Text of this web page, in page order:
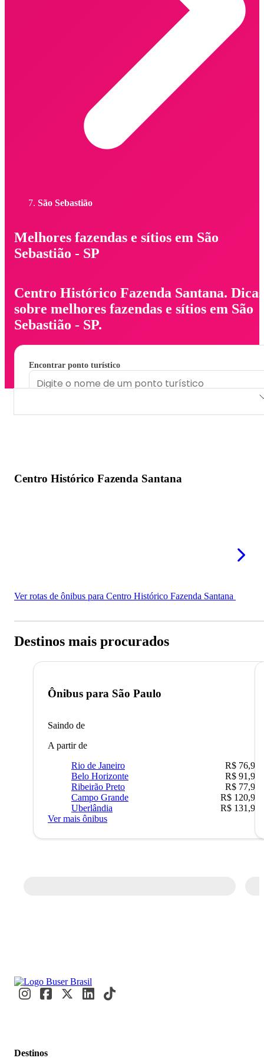
São Sebastião
Melhores fazendas e sítios em São
Sebastião - SP
Centro Histórico Fazenda Santana. Dicas
sobre melhores fazendas e sítios em São
Sebastião - SP.
Encontrar ponto turístico
Centro Histórico Fazenda Santana
Ver rotas de ônibus para Centro Histórico Fazenda Santana
Destinos mais procurados
Ônibus para São Paulo
Saindo de
A partir de
Rio de Janeiro
R$ 76,90
Belo Horizonte
R$ 91,90
Ribeirão Preto
R$ 77,90
Campo Grande
R$ 120,90
Uberlândia
R$ 131,90
Ver mais ônibus
Destinos